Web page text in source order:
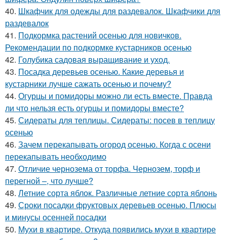
40. Шкафчик для одежды для раздевалок. Шкафчики для
раздевалок
41. Подкормка растений осенью для новичков.
Рекомендации по подкормке кустарников осенью
42. Голубика садовая выращивание и уход.
43. Посадка деревьев осенью. Какие деревья и
кустарники лучше сажать осенью и почему?
44. Огурцы и помидоры можно ли есть вместе. Правда
ли что нельзя есть огурцы и помидоры вместе?
45. Сидераты для теплицы. Сидераты: посев в теплицу
осенью
46. Зачем перекапывать огород осенью. Когда с осени
перекапывать необходимо
47. Отличие чернозема от торфа. Чернозем, торф и
перегной –, что лучше?
48. Летние сорта яблок. Различные летние сорта яблонь
49. Сроки посадки фруктовых деревьев осенью. Плюсы
и минусы осенней посадки
50. Мухи в квартире. Откуда появились мухи в квартире